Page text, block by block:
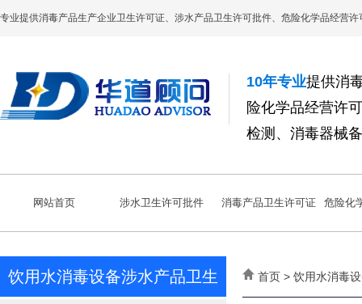
专业提供消毒产品生产企业卫生许可证、涉水产品卫生许可批件、危险化学品经营
10年专业提供消
险化学品经营许
检测、消毒器械
网站首页 涉水卫生许可批件 消毒产品卫生许可证 危险化
饮用水消毒设备涉水产品卫生 首页 > 饮用水消毒